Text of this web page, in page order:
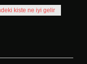
kiste ne iyi gelir